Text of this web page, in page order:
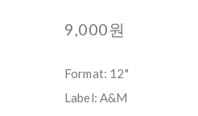
9,000원
Format: 12"
Label: A&M